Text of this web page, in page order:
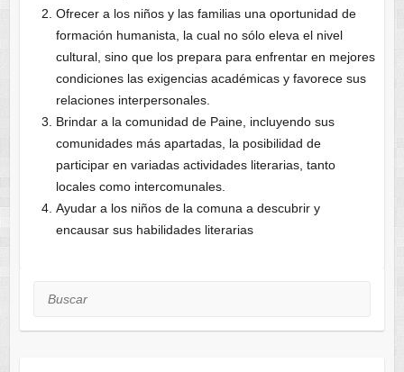
Ofrecer a los niños y las familias una oportunidad de
formación humanista, la cual no sólo eleva el nivel
cultural, sino que los prepara para enfrentar en mejores
condiciones las exigencias académicas y favorece sus
relaciones interpersonales.
Brindar a la comunidad de Paine, incluyendo sus
comunidades más apartadas, la posibilidad de
participar en variadas actividades literarias, tanto
locales como intercomunales.
Ayudar a los niños de la comuna a descubrir y
encausar sus habilidades literarias
Buscar